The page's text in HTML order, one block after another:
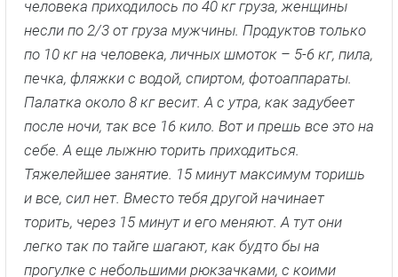
человека приходилось по 40 кг груза, женщины
несли по 2/3 от груза мужчины. Продуктов только
по 10 кг на человека, личных шмоток – 5-6 кг, пила,
печка, фляжки с водой, спиртом, фотоаппараты.
Палатка около 8 кг весит. А с утра, как задубеет
после ночи, так все 16 кило. Вот и прешь все это на
себе. А еще лыжню торить приходиться.
Тяжелейшее занятие. 15 минут максимум торишь
и все, сил нет. Вместо тебя другой начинает
торить, через 15 минут и его меняют. А тут они
легко так по тайге шагают, как будто бы на
прогулке с небольшими рюкзачками, с коими